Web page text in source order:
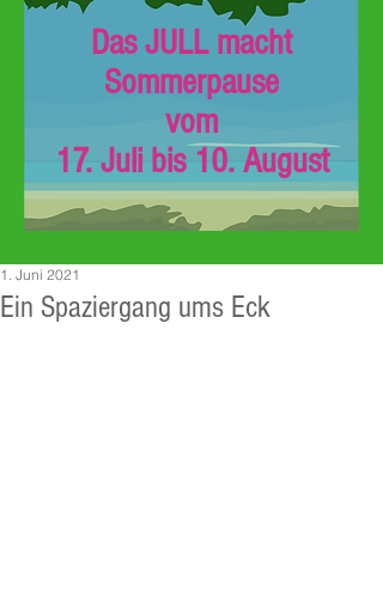
Das JULL macht
Sommerpause
vom
17. Juli bis 10. August
Ein Spaziergang ums Eck
1. Juni 2021